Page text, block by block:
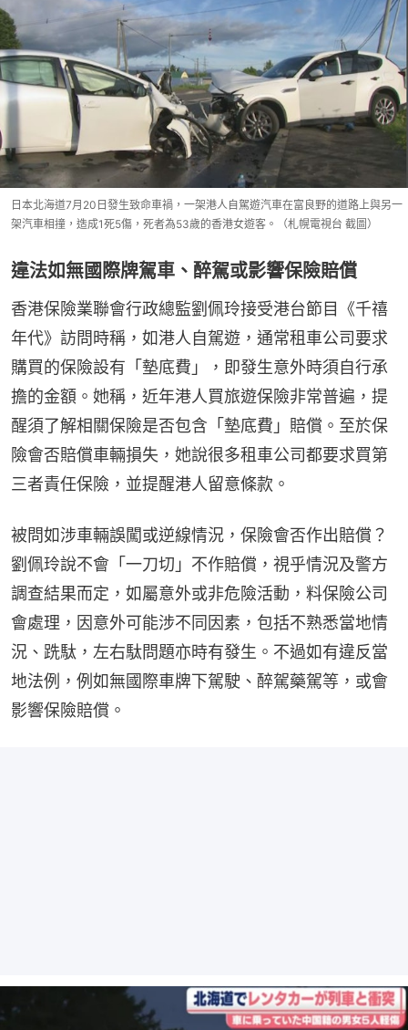
日本北海道7月20日發生致命車禍，一架港人自駕遊汽車在富良野的道路上與另一
架汽車相撞，造成1死5傷，死者為53歲的香港女遊客。（札幌電視台 截圖）
違法如無國際牌駕車、醉駕或影響保險賠償
香港保險業聯會行政總監劉佩玲接受港台節目《千禧
年代》訪問時稱，如港人自駕遊，通常租車公司要求
購買的保險設有「墊底費」，即發生意外時須自行承
擔的金額。她稱，近年港人買旅遊保險非常普遍，提
醒須了解相關保險是否包含「墊底費」賠償。至於保
險會否賠償車輛損失，她說很多租車公司都要求買第
三者責任保險，並提醒港人留意條款。
被問如涉車輛誤闖或逆線情況，保險會否作出賠償？
劉佩玲說不會「一刀切」不作賠償，視乎情況及警方
調查結果而定，如屬意外或非危險活動，料保險公司
會處理，因意外可能涉不同因素，包括不熟悉當地情
況、跣駄，左右駄問題亦時有發生。不過如有違反當
地法例，例如無國際車牌下駕駛、醉駕藥駕等，或會
影響保險賠償。